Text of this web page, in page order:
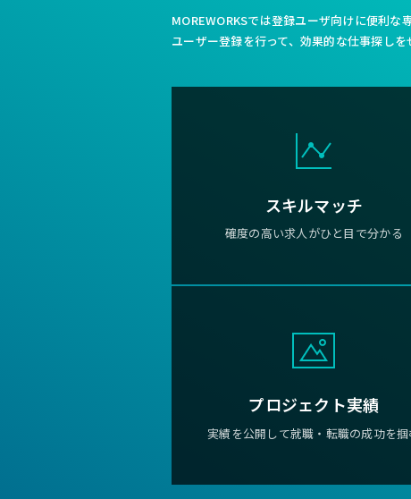
MOREWORKSでは登録ユーザ向けに便利な
ユーザー登録を行って、効果的な仕事探しを
スキルマッチ
確度の高い求人がひと目で分かる
プロジェクト実績
実績を公開して就職・転職の成功を掴